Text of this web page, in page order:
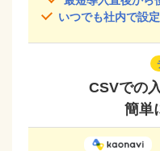
いつでも社内で設
CSVでの
簡単